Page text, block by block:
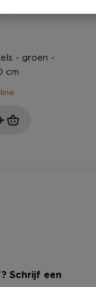
- groen -
cm
Schrijf een